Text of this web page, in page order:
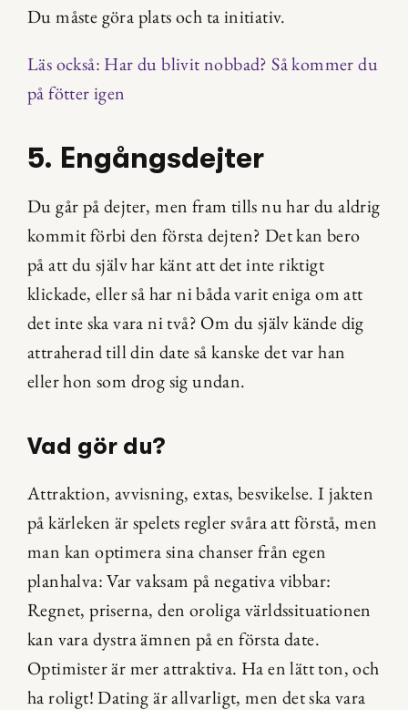
Du måste göra plats och ta initiativ.
Läs också: Har du blivit nobbad? Så kommer du
på fötter igen
5. Engångsdejter
Du går på dejter, men fram tills nu har du aldrig
kommit förbi den första dejten? Det kan bero
på att du själv har känt att det inte riktigt
klickade, eller så har ni båda varit eniga om att
det inte ska vara ni två? Om du själv kände dig
attraherad till din date så kanske det var han
eller hon som drog sig undan.
Vad gör du?
Attraktion, avvisning, extas, besvikelse. I jakten
på kärleken är spelets regler svåra att förstå, men
man kan optimera sina chanser från egen
planhalva: Var vaksam på negativa vibbar:
Regnet, priserna, den oroliga världssituationen
kan vara dystra ämnen på en första date.
Optimister är mer attraktiva. Ha en lätt ton, och
ha roligt! Dating är allvarligt, men det ska vara